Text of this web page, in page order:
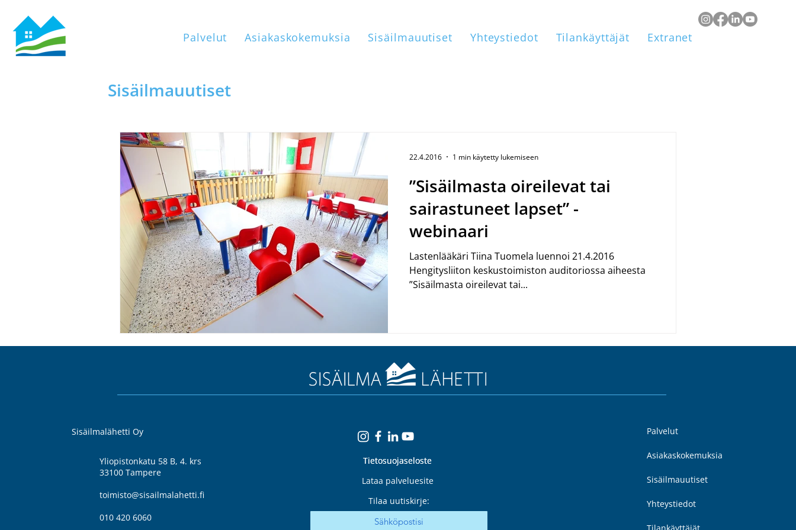
Palvelut Asiakaskokemuksia Sisäilmauutiset Yhteystiedot Tilankäyttäjät Extranet
Sisäilmauutiset
”Sisäilmasta oireilevat tai
sairastuneet lapset” -
webinaari
Lastenlääkäri Tiina Tuomela luennoi 21.4.2016
Hengitysliiton keskustoimiston auditoriossa aiheesta
”Sisäilmasta oireilevat tai...
22.4.2016 1 min käytetty lukemiseen
Sisäilmalähetti Oy
Yliopistonkatu 58 B, 4. krs
33100 Tampere
toimisto@sisailmalahetti.fi
010 420 6060
Tietosuojaseloste
Tietosuojaseloste
Lataa palveluesite
Tilaa uutiskirje:
Palvelut
Asiakaskokemuksia
Sisäilmauutiset
Yhteystiedot
Tilankäyttäjät